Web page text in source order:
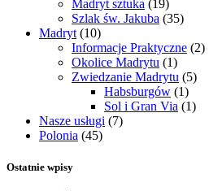
Madryt sztuka (19)
Szlak św. Jakuba (35)
Madryt (10)
Informacje Praktyczne (2)
Okolice Madrytu (1)
Zwiedzanie Madrytu (5)
Habsburgów (1)
Sol i Gran Via (1)
Nasze usługi (7)
Polonia (45)
Ostatnie wpisy